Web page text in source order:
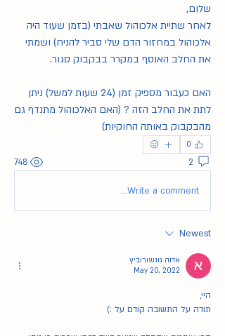
שלום,
את החלב האוסף במקרר בבקבוק סגור.
מהבקבוק באותה החוקיות)
0
2
748
Write a comment...
Newest
אדוה גונשורוביץ
May 20, 2022
היי,
תודה על התשובה קודם על :)